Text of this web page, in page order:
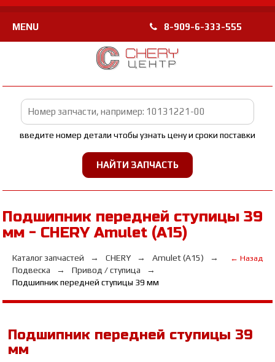
MENU 8-909-6-333-555
введите номер детали чтобы узнать цену и сроки поставки
Подшипник передней ступицы 39
мм - CHERY Amulet (A15)
Каталог запчастей CHERY
Amulet (A15)
Подвеска
Привод / ступица
Подшипник передней ступицы 39 мм
← Назад
Подшипник передней ступицы 39
мм